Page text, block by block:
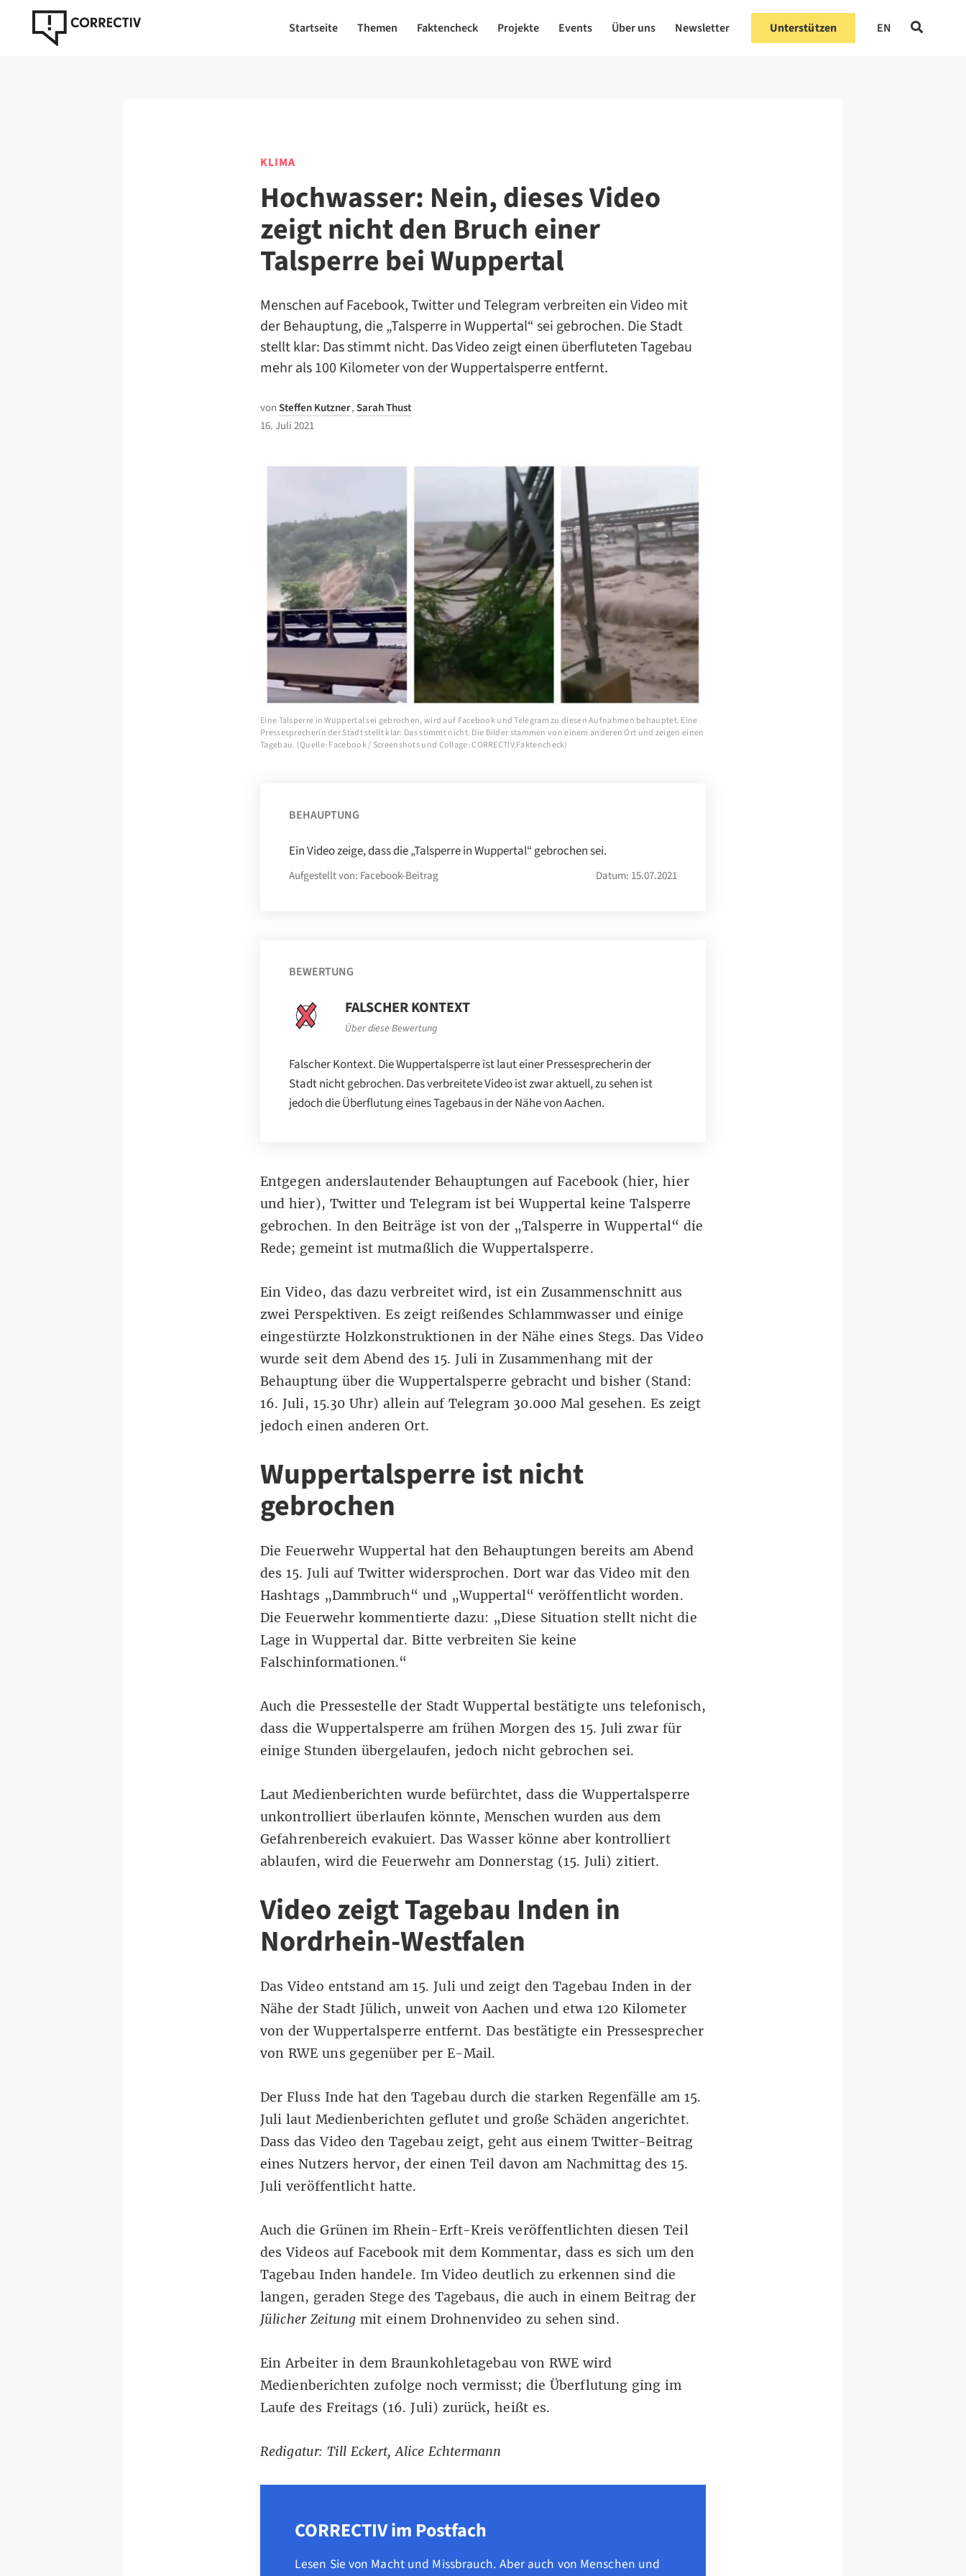
Startseite Themen Faktencheck Projekte Events Über uns Newsletter Unterstützen EN
KLIMA
Hochwasser: Nein, dieses Video
zeigt nicht den Bruch einer
Talsperre bei Wuppertal
Menschen auf Facebook, Twitter und Telegram verbreiten ein Video mit
der Behauptung, die „Talsperre in Wuppertal“ sei gebrochen. Die Stadt
stellt klar: Das stimmt nicht. Das Video zeigt einen überfluteten Tagebau
mehr als 100 Kilometer von der Wuppertalsperre entfernt.
vonSteffen Kutzner,Sarah Thust
16. Juli 2021
Eine Talsperre in Wuppertal sei gebrochen, wird auf Facebook und Telegram zu diesen Aufnahmen behauptet. Eine
Pressesprecherin der Stadt stellt klar: Das stimmt nicht. Die Bilder stammen von einem anderen Ort und zeigen einen
Tagebau. (Quelle: Facebook / Screenshots und Collage: CORRECTIV.Faktencheck)
BEHAUPTUNG
Ein Video zeige, dass die „Talsperre in Wuppertal“ gebrochen sei.
Aufgestellt von: Facebook-Beitrag Datum: 15.07.2021
BEWERTUNG
FALSCHER KONTEXT
Über diese Bewertung
Falscher Kontext. Die Wuppertalsperre ist laut einer Pressesprecherin der
Stadt nicht gebrochen. Das verbreitete Video ist zwar aktuell, zu sehen ist
jedoch die Überflutung eines Tagebaus in der Nähe von Aachen.
Entgegen anderslautender Behauptungen auf Facebook (hier,hier
undhier), Twitter undTelegram ist bei Wuppertal keine Talsperre
gebrochen. In den Beiträge ist von der „Talsperre in Wuppertal“ die
Rede; gemeint ist mutmaßlich dieWuppertalsperre.
Ein Video, das dazu verbreitet wird, ist ein Zusammenschnitt aus
zwei Perspektiven. Es zeigt reißendes Schlammwasser und einige
eingestürzte Holzkonstruktionen in der Nähe eines Stegs. Das Video
wurde seit dem Abend des 15. Juli in Zusammenhang mit der
Behauptung über die Wuppertalsperre gebracht und bisher (Stand:
16. Juli, 15.30 Uhr) allein auf Telegram 30.000 Mal gesehen. Es zeigt
jedoch einen anderen Ort.
Wuppertalsperre ist nicht
gebrochen
Die Feuerwehr Wuppertal hat den Behauptungen bereits am Abend
des 15. Juli auf Twitter widersprochen. Dort war das Video mit den
Hashtags „Dammbruch“ und „Wuppertal“ veröffentlicht worden.
Die Feuerwehr kommentierte dazu: „Diese Situation stellt nicht die
Lage in Wuppertal dar. Bitte verbreiten Sie keine
Falschinformationen.“
Auch die Pressestelle der Stadt Wuppertal bestätigte uns telefonisch,
dass die Wuppertalsperre am frühen Morgen des 15. Juli zwar für
einige Stunden übergelaufen, jedoch nicht gebrochen sei.
Laut Medienberichtenwurde befürchtet, dass die Wuppertalsperre
unkontrolliert überlaufen könnte, Menschen wurden aus dem
Gefahrenbereich evakuiert. Das Wasser könne aber kontrolliert
ablaufen, wird die Feuerwehr am Donnerstag (15. Juli) zitiert.
Video zeigt Tagebau Inden in
Nordrhein-Westfalen
Das Video entstand am 15. Juli und zeigt denTagebau Inden in der
Nähe der Stadt Jülich, unweit von Aachen und etwa 120 Kilometer
von der Wuppertalsperre entfernt. Das bestätigte ein Pressesprecher
von RWE uns gegenüber per E-Mail.
Der Fluss Inde hat den Tagebau durch die starken Regenfälle am 15.
Julilaut Medienberichten geflutet und große Schäden angerichtet.
Dass das Video den Tagebau zeigt, geht aus einem Twitter-Beitrag
eines Nutzers hervor, der einen Teil davon am Nachmittag des 15.
Juli veröffentlicht hatte.
Auch die Grünen im Rhein-Erft-Kreis veröffentlichten diesen Teil
desVideos auf Facebook mit dem Kommentar, dass es sich um den
Tagebau Inden handele. Im Video deutlich zu erkennen sind die
langen, geraden Stege des Tagebaus, die auch in einem Beitrag der
Jülicher Zeitung mit einem Drohnenvideo zu sehen sind.
Ein Arbeiter in dem Braunkohletagebau von RWE wird
Medienberichten zufolge noch vermisst; die Überflutung ging im
Laufe des Freitags (16. Juli) zurück, heißt es.
Redigatur: Till Eckert, Alice Echtermann
CORRECTIV im Postfach
Lesen Sie von Macht und Missbrauch. Aber auch von Menschen und